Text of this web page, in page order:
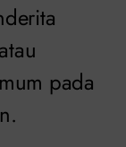
pada